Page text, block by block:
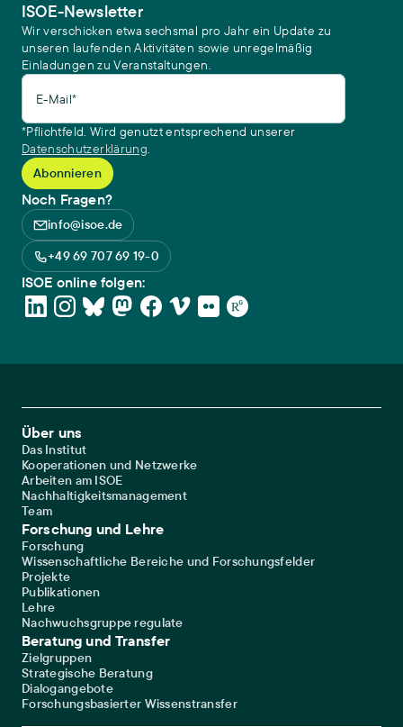
ISOE-Newsletter
Wir verschicken etwa sechsmal pro Jahr ein Update zu
unseren laufenden Aktivitäten sowie unregelmäßig
Einladungen zu Veranstaltungen.
E-Mail*
*Pflichtfeld. Wird genutzt entsprechend unserer
Datenschutzerklärung.
Noch Fragen?
info@isoe.de
+49 69 707 69 19-0
ISOE online folgen:
Footer Main Navigation
Über uns
Das Institut
Kooperationen und Netzwerke
Arbeiten am ISOE
Nachhaltigkeitsmanagement
Team
Forschung und Lehre
Forschung
Wissenschaftliche Bereiche und Forschungsfelder
Projekte
Publikationen
Lehre
Nachwuchsgruppe regulate
Beratung und Transfer
Zielgruppen
Strategische Beratung
Dialogangebote
Forschungsbasierter Wissenstransfer